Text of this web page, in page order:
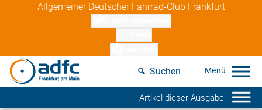
Allgemeiner Deutscher Fahrrad-Club Frankfurt
Suchen
Artikel dieser Ausgabe